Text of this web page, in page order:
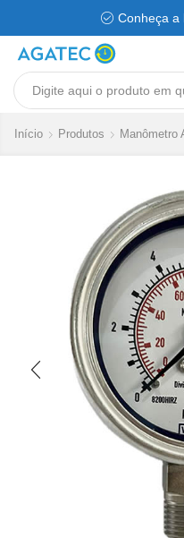
Conheça a
Início Produtos Manômetro